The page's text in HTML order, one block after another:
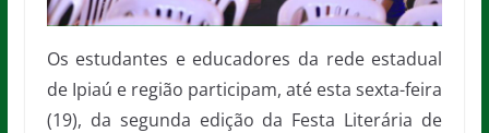
Os estudantes e educadores da rede estadual
de Ipiaú e região participam, até esta sexta-feira
(19), da segunda edição da Festa Literária de